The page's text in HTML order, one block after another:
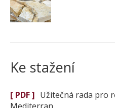
Ke stažení
[ PDF ] Užitečná rada pro
Mediterran